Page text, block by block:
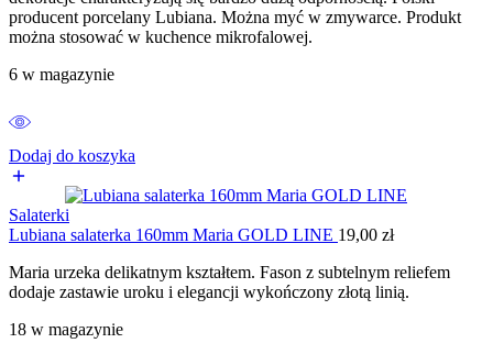
producent porcelany Lubiana. Można myć w zmywarce. Produkt
można stosować w kuchence mikrofalowej.
6 w magazynie
Dodaj do koszyka
Salaterki
Lubiana salaterka 160mm Maria GOLD LINE 19,00 zł
Maria urzeka delikatnym kształtem. Fason z subtelnym reliefem
dodaje zastawie uroku i elegancji wykończony złotą linią.
18 w magazynie